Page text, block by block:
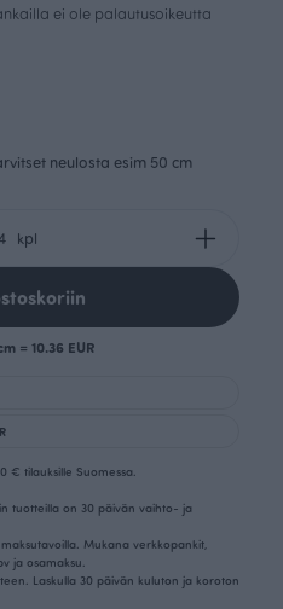
ei ole palautusoikeutta
neulosta esim 50 cm
kpl
= 10.36 EUR
€ tilauksille Suomessa.
tuotteilla on 30 päivän vaihto- ja
Mukana verkkopankit,
ja osamaksu.
Laskulla 30 päivän kuluton ja koroton